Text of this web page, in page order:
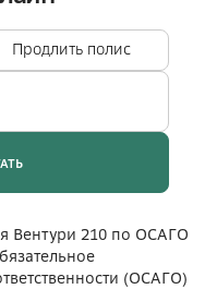
Вентури 210 по ОСАГО
(ОСАГО)